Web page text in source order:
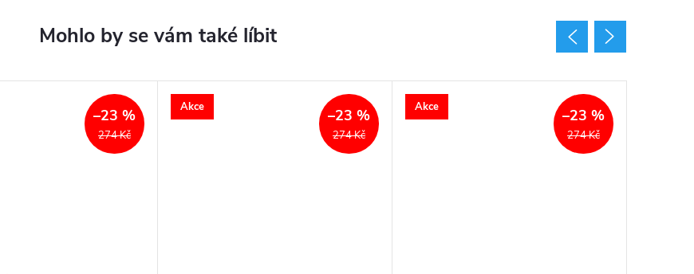
274 Kč
–23 % Akce
274 Kč
–23 % Akce
274 Kč
–23 %